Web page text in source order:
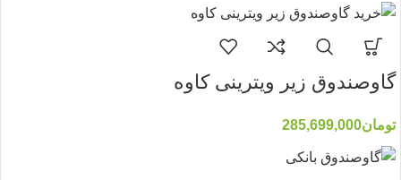
گاوصندوق زیر ویترینی کاوه
تومان285,699,000